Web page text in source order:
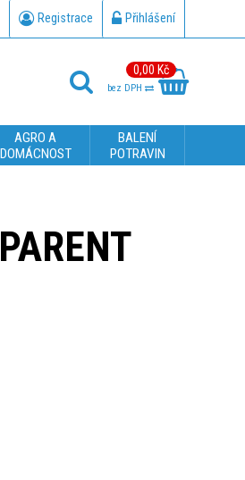
Registrace Přihlášení
0,00 Kč
bez DPH
AGRO A
DOMÁCNOST
BALENÍ
POTRAVIN